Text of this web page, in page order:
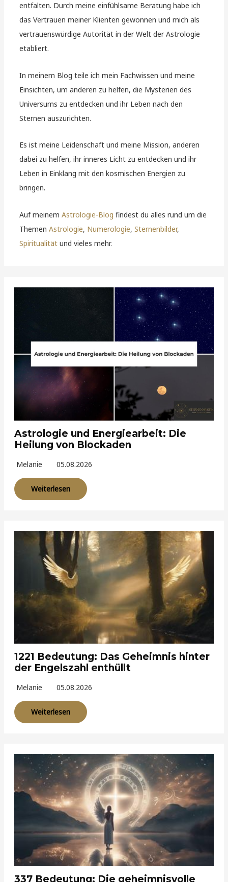
entfalten. Durch meine einfühlsame Beratung habe ich
das Vertrauen meiner Klienten gewonnen und mich als
vertrauenswürdige Autorität in der Welt der Astrologie
etabliert.
In meinem Blog teile ich mein Fachwissen und meine
Einsichten, um anderen zu helfen, die Mysterien des
Universums zu entdecken und ihr Leben nach den
Sternen auszurichten.
Es ist meine Leidenschaft und meine Mission, anderen
dabei zu helfen, ihr inneres Licht zu entdecken und ihr
Leben in Einklang mit den kosmischen Energien zu
bringen.
Auf meinemAstrologie-Blog findest du alles rund um die
ThemenAstrologie, Numerologie,Sternenbilder,
Spiritualität und vieles mehr.
Astrologie und Energiearbeit: Die
Heilung von Blockaden
Melanie 05.08.2026
Weiterlesen
1221 Bedeutung: Das Geheimnis hinter
der Engelszahl enthüllt
Melanie 05.08.2026
Weiterlesen
337 Bedeutung: Die geheimnisvolle